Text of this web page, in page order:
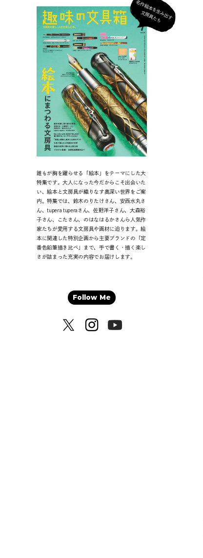
名
作
絵
本
を
生
み
出
す
文
房
具
た
ち
誰もが胸を躍らせる「絵本」をテーマにした大
特集です。大人になった今だからこそ出会いた
い、絵本と文房具が織りなす奥深い世界をご案
内。特集では、鈴木のりたけさん、安西水丸さ
ん、tupera tuperaさん、佐野洋子さん、大森裕
子さん、こたさん、のはなはるかさんら人気作
家たちが愛用する文房具や画材に迫ります。絵
本に関連した特別企画から主要ブランドの「定
番色鉛筆描き比べ」まで、手で書く・描く楽し
さが詰まった充実の内容でお届けします。
Follow Me